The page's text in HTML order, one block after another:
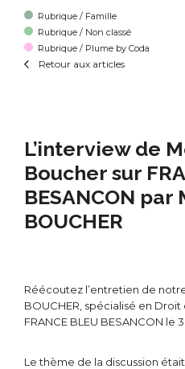
Rubrique / Famille
Rubrique / Non classé
Rubrique / Plume by Coda
Retour aux articles
L’interview de
Boucher sur
BESANCON
BOUCHER
Réécoutez l’entretien de
BOUCHER, spécialisé en Droit
FRANCE BLEU BESANCON le
Le thème de la discussion